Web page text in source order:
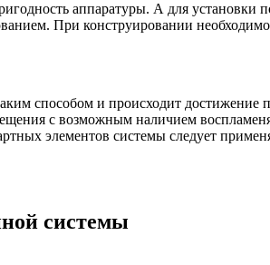
аппаратуры. А для установки
При конструировании
способом и происходит
с возможным наличием
элементов системы следует
системы